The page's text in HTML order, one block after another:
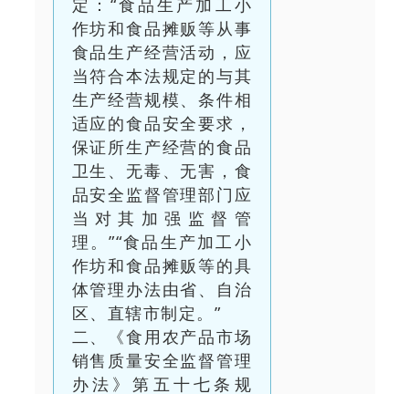
作坊和食品摊贩等从事
食品生产经营活动，应
当符合本法规定的与其
生产经营规模、条件相
适应的食品安全要求，
保证所生产经营的食品
卫生、无毒、无害，食
品安全监督管理部门应
当对其加强监督管
理。”“食品生产加工小
作坊和食品摊贩等的具
体管理办法由省、自治
区、直辖市制定。”
二、《食用农产品市场
销售质量安全监督管理
办法》第五十七条规